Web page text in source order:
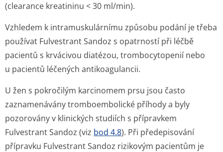
(clearance kreatininu < 30 ml/min).
Vzhledem k intramuskulárnímu způsobu podání je třeba
používat Fulvestrant Sandoz s opatrností při léčbě
pacientů s krvácivou diatézou, trombocytopenií nebo
u pacientů léčených antikoagulancii.
U žen s pokročilým karcinomem prsu jsou často
zaznamenávány tromboembolické příhody a byly
pozorovány v klinických studiích s přípravkem
Fulvestrant Sandoz (viz bod 4.8). Při předepisování
přípravku Fulvestrant Sandoz rizikovým pacientům je